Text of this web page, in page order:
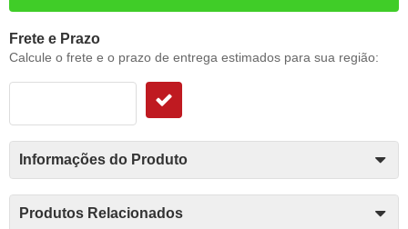
Frete e Prazo
Calcule o frete e o prazo de entrega estimados para sua região:
Informações do Produto
Produtos Relacionados